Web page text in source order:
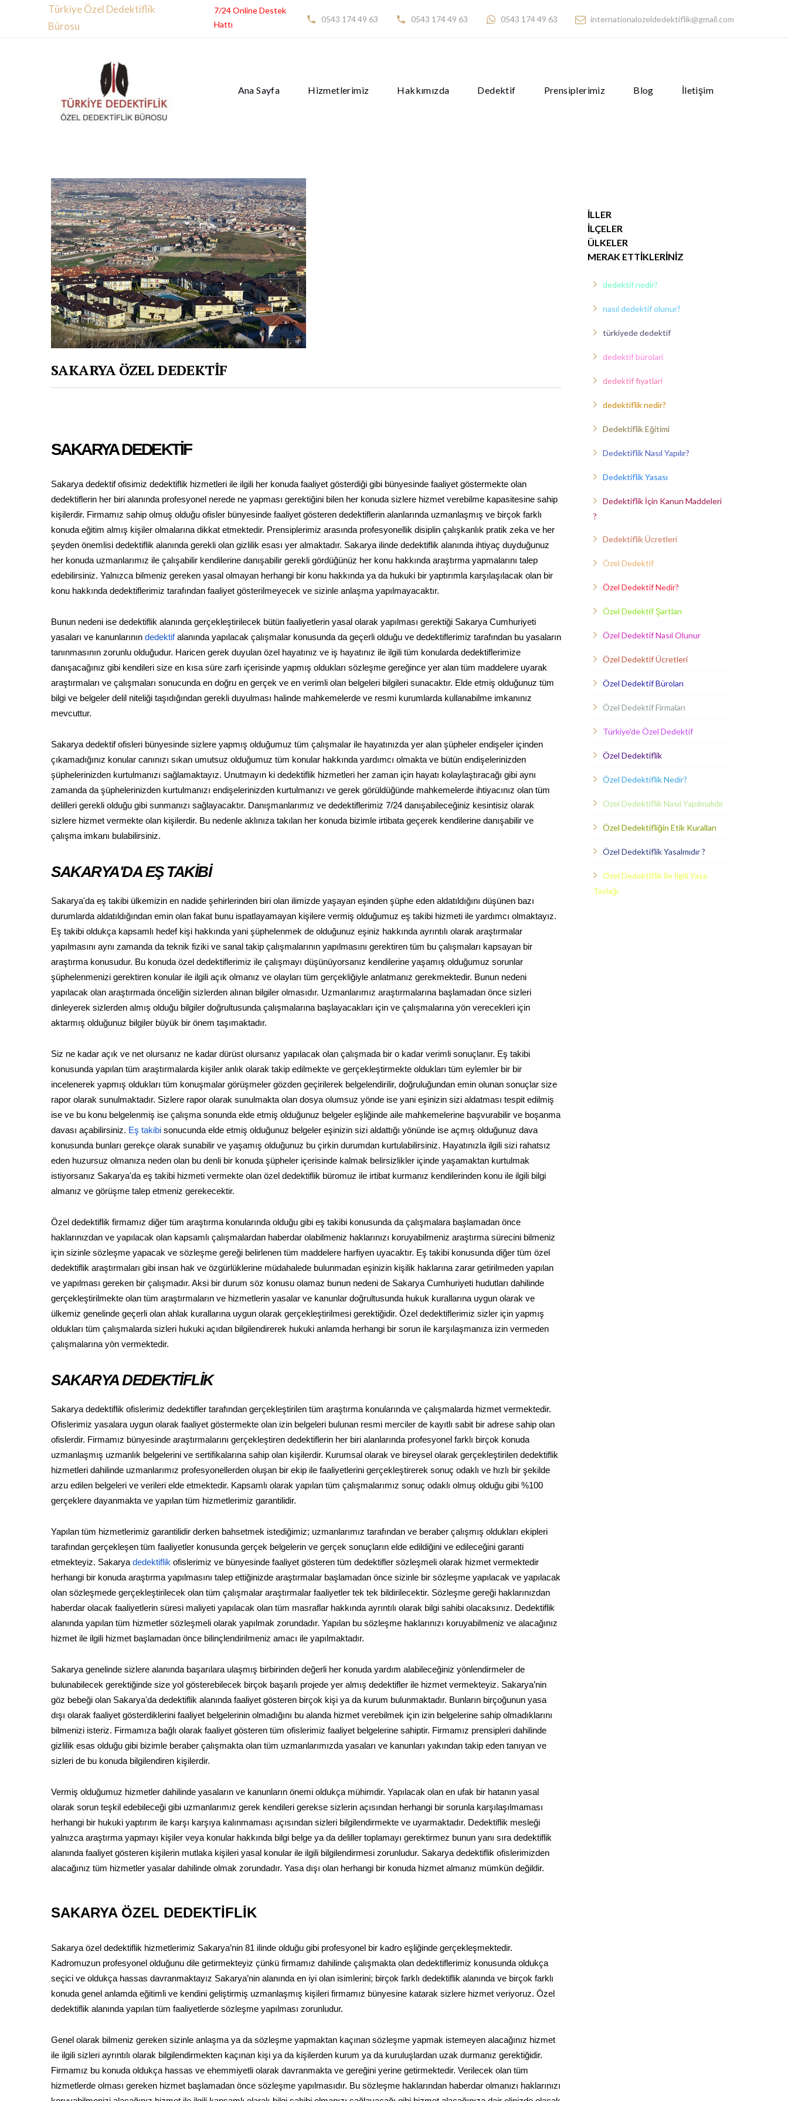
Türkiye Özel Dedektiflik
Bürosu
7/24 Online Destek
Hattı
0543 174 49 63 0543 174 49 63 0543 174 49 63 internationalozeldedektiflik@gmail.com
Ana Sayfa Hizmetlerimiz Hakkımızda Dedektif Prensiplerimiz Blog İletişim
SAKARYA ÖZEL DEDEKTİF
SAKARYA DEDEKTİF
Sakarya dedektif ofisimiz dedektiflik hizmetleri ile ilgili her konuda faaliyet gösterdiği gibi bünyesinde faaliyet göstermekte olan
dedektiflerin her biri alanında profesyonel nerede ne yapması gerektiğini bilen her konuda sizlere hizmet verebilme kapasitesine sahip
kişilerdir. Firmamız sahip olmuş olduğu ofisler bünyesinde faaliyet gösteren dedektiflerin alanlarında uzmanlaşmış ve birçok farklı
konuda eğitim almış kişiler olmalarına dikkat etmektedir. Prensiplerimiz arasında profesyonellik disiplin çalışkanlık pratik zeka ve her
şeyden önemlisi dedektiflik alanında gerekli olan gizlilik esası yer almaktadır. Sakarya ilinde dedektiflik alanında ihtiyaç duyduğunuz
her konuda uzmanlarımız ile çalışabilir kendilerine danışabilir gerekli gördüğünüz her konu hakkında araştırma yapmalarını talep
edebilirsiniz. Yalnızca bilmeniz gereken yasal olmayan herhangi bir konu hakkında ya da hukuki bir yaptırımla karşılaşılacak olan bir
konu hakkında dedektiflerimiz tarafından faaliyet gösterilmeyecek ve sizinle anlaşma yapılmayacaktır.
Bunun nedeni ise dedektiflik alanında gerçekleştirilecek bütün faaliyetlerin yasal olarak yapılması gerektiği Sakarya Cumhuriyeti
yasaları ve kanunlarının dedektifalanında yapılacak çalışmalar konusunda da geçerli olduğu ve dedektiflerimiz tarafından bu yasaların
tanınmasının zorunlu olduğudur. Haricen gerek duyulan özel hayatınız ve iş hayatınız ile ilgili tüm konularda dedektiflerimize
danışacağınız gibi kendileri size en kısa süre zarfı içerisinde yapmış oldukları sözleşme gereğince yer alan tüm maddelere uyarak
araştırmaları ve çalışmaları sonucunda en doğru en gerçek ve en verimli olan belgeleri bilgileri sunacaktır. Elde etmiş olduğunuz tüm
bilgi ve belgeler delil niteliği taşıdığından gerekli duyulması halinde mahkemelerde ve resmi kurumlarda kullanabilme imkanınız
mevcuttur.
Sakarya dedektif ofisleri bünyesinde sizlere yapmış olduğumuz tüm çalışmalar ile hayatınızda yer alan şüpheler endişeler içinden
çıkamadığınız konular canınızı sıkan umutsuz olduğumuz tüm konular hakkında yardımcı olmakta ve bütün endişelerinizden
şüphelerinizden kurtulmanızı sağlamaktayız. Unutmayın ki dedektiflik hizmetleri her zaman için hayatı kolaylaştıracağı gibi aynı
zamanda da şüphelerinizden kurtulmanızı endişelerinizden kurtulmanızı ve gerek görüldüğünde mahkemelerde ihtiyacınız olan tüm
delilleri gerekli olduğu gibi sunmanızı sağlayacaktır. Danışmanlarımız ve dedektiflerimiz 7/24 danışabileceğiniz kesintisiz olarak
sizlere hizmet vermekte olan kişilerdir. Bu nedenle aklınıza takılan her konuda bizimle irtibata geçerek kendilerine danışabilir ve
çalışma imkanı bulabilirsiniz.
SAKARYA'DA EŞ TAKİBİ
Sakarya'da eş takibi ülkemizin en nadide şehirlerinden biri olan ilimizde yaşayan eşinden şüphe eden aldatıldığını düşünen bazı
durumlarda aldatıldığından emin olan fakat bunu ispatlayamayan kişilere vermiş olduğumuz eş takibi hizmeti ile yardımcı olmaktayız.
Eş takibi oldukça kapsamlı hedef kişi hakkında yani şüphelenmek de olduğunuz eşiniz hakkında ayrıntılı olarak araştırmalar
yapılmasını aynı zamanda da teknik fiziki ve sanal takip çalışmalarının yapılmasını gerektiren tüm bu çalışmaları kapsayan bir
araştırma konusudur. Bu konuda özel dedektiflerimiz ile çalışmayı düşünüyorsanız kendilerine yaşamış olduğumuz sorunlar
şüphelenmenizi gerektiren konular ile ilgili açık olmanız ve olayları tüm gerçekliğiyle anlatmanız gerekmektedir. Bunun nedeni
yapılacak olan araştırmada önceliğin sizlerden alınan bilgiler olmasıdır. Uzmanlarımız araştırmalarına başlamadan önce sizleri
dinleyerek sizlerden almış olduğu bilgiler doğrultusunda çalışmalarına başlayacakları için ve çalışmalarına yön verecekleri için
aktarmış olduğunuz bilgiler büyük bir önem taşımaktadır.
Siz ne kadar açık ve net olursanız ne kadar dürüst olursanız yapılacak olan çalışmada bir o kadar verimli sonuçlanır. Eş takibi
konusunda yapılan tüm araştırmalarda kişiler anlık olarak takip edilmekte ve gerçekleştirmekte oldukları tüm eylemler bir bir
incelenerek yapmış oldukları tüm konuşmalar görüşmeler gözden geçirilerek belgelendirilir, doğruluğundan emin olunan sonuçlar size
rapor olarak sunulmaktadır. Sizlere rapor olarak sunulmakta olan dosya olumsuz yönde ise yani eşinizin sizi aldatması tespit edilmiş
ise ve bu konu belgelenmiş ise çalışma sonunda elde etmiş olduğunuz belgeler eşliğinde aile mahkemelerine başvurabilir ve boşanma
davası açabilirsiniz. Eş takibi sonucunda elde etmiş olduğunuz belgeler eşinizin sizi aldattığı yönünde ise açmış olduğunuz dava
konusunda bunları gerekçe olarak sunabilir ve yaşamış olduğunuz bu çirkin durumdan kurtulabilirsiniz. Hayatınızla ilgili sizi rahatsız
eden huzursuz olmanıza neden olan bu denli bir konuda şüpheler içerisinde kalmak belirsizlikler içinde yaşamaktan kurtulmak
istiyorsanız Sakarya'da eş takibi hizmeti vermekte olan özel dedektiflik büromuz ile irtibat kurmanız kendilerinden konu ile ilgili bilgi
almanız ve görüşme talep etmeniz gerekecektir.
Özel dedektiflik firmamız diğer tüm araştırma konularında olduğu gibi eş takibi konusunda da çalışmalara başlamadan önce
haklarınızdan ve yapılacak olan kapsamlı çalışmalardan haberdar olabilmeniz haklarınızı koruyabilmeniz araştırma sürecini bilmeniz
için sizinle sözleşme yapacak ve sözleşme gereği belirlenen tüm maddelere harfiyen uyacaktır. Eş takibi konusunda diğer tüm özel
dedektiflik araştırmaları gibi insan hak ve özgürlüklerine müdahalede bulunmadan eşinizin kişilik haklarına zarar getirilmeden yapılan
ve yapılması gereken bir çalışmadır. Aksi bir durum söz konusu olamaz bunun nedeni de Sakarya Cumhuriyeti hudutları dahilinde
gerçekleştirilmekte olan tüm araştırmaların ve hizmetlerin yasalar ve kanunlar doğrultusunda hukuk kurallarına uygun olarak ve
ülkemiz genelinde geçerli olan ahlak kurallarına uygun olarak gerçekleştirilmesi gerektiğidir. Özel dedektiflerimiz sizler için yapmış
oldukları tüm çalışmalarda sizleri hukuki açıdan bilgilendirerek hukuki anlamda herhangi bir sorun ile karşılaşmanıza izin vermeden
çalışmalarına yön vermektedir.
SAKARYA DEDEKTİFLİK
Sakarya dedektiflik ofislerimiz dedektifler tarafından gerçekleştirilen tüm araştırma konularında ve çalışmalarda hizmet vermektedir.
Ofislerimiz yasalara uygun olarak faaliyet göstermekte olan izin belgeleri bulunan resmi merciler de kayıtlı sabit bir adrese sahip olan
ofislerdir. Firmamız bünyesinde araştırmalarını gerçekleştiren dedektiflerin her biri alanlarında profesyonel farklı birçok konuda
uzmanlaşmış uzmanlık belgelerini ve sertifikalarına sahip olan kişilerdir. Kurumsal olarak ve bireysel olarak gerçekleştirilen dedektiflik
hizmetleri dahilinde uzmanlarımız profesyonellerden oluşan bir ekip ile faaliyetlerini gerçekleştirerek sonuç odaklı ve hızlı bir şekilde
arzu edilen belgeleri ve verileri elde etmektedir. Kapsamlı olarak yapılan tüm çalışmalarımız sonuç odaklı olmuş olduğu gibi %100
gerçeklere dayanmakta ve yapılan tüm hizmetlerimiz garantilidir.
Yapılan tüm hizmetlerimiz garantilidir derken bahsetmek istediğimiz; uzmanlarımız tarafından ve beraber çalışmış oldukları ekipleri
tarafından gerçekleşen tüm faaliyetler konusunda gerçek belgelerin ve gerçek sonuçların elde edildiğini ve edileceğini garanti
etmekteyiz. Sakarya dedektiflik ofislerimiz ve bünyesinde faaliyet gösteren tüm dedektifler sözleşmeli olarak hizmet vermektedir
herhangi bir konuda araştırma yapılmasını talep ettiğinizde araştırmalar başlamadan önce sizinle bir sözleşme yapılacak ve yapılacak
olan sözleşmede gerçekleştirilecek olan tüm çalışmalar araştırmalar faaliyetler tek tek bildirilecektir. Sözleşme gereği haklarınızdan
haberdar olacak faaliyetlerin süresi maliyeti yapılacak olan tüm masraflar hakkında ayrıntılı olarak bilgi sahibi olacaksınız. Dedektiflik
alanında yapılan tüm hizmetler sözleşmeli olarak yapılmak zorundadır. Yapılan bu sözleşme haklarınızı koruyabilmeniz ve alacağınız
hizmet ile ilgili hizmet başlamadan önce bilinçlendirilmeniz amacı ile yapılmaktadır.
Sakarya genelinde sizlere alanında başarılara ulaşmış birbirinden değerli her konuda yardım alabileceğiniz yönlendirmeler de
bulunabilecek gerektiğinde size yol gösterebilecek birçok başarılı projede yer almış dedektifler ile hizmet vermekteyiz. Sakarya’nin
göz bebeği olan Sakarya'da dedektiflik alanında faaliyet gösteren birçok kişi ya da kurum bulunmaktadır. Bunların birçoğunun yasa
dışı olarak faaliyet gösterdiklerini faaliyet belgelerinin olmadığını bu alanda hizmet verebilmek için izin belgelerine sahip olmadıklarını
bilmenizi isteriz. Firmamıza bağlı olarak faaliyet gösteren tüm ofislerimiz faaliyet belgelerine sahiptir. Firmamız prensipleri dahilinde
gizlilik esas olduğu gibi bizimle beraber çalışmakta olan tüm uzmanlarımızda yasaları ve kanunları yakından takip eden tanıyan ve
sizleri de bu konuda bilgilendiren kişilerdir.
Vermiş olduğumuz hizmetler dahilinde yasaların ve kanunların önemi oldukça mühimdir. Yapılacak olan en ufak bir hatanın yasal
olarak sorun teşkil edebileceği gibi uzmanlarımız gerek kendileri gerekse sizlerin açısından herhangi bir sorunla karşılaşılmaması
herhangi bir hukuki yaptırım ile karşı karşıya kalınmaması açısından sizleri bilgilendirmekte ve uyarmaktadır. Dedektiflik mesleği
yalnızca araştırma yapmayı kişiler veya konular hakkında bilgi belge ya da deliller toplamayı gerektirmez bunun yanı sıra dedektiflik
alanında faaliyet gösteren kişilerin mutlaka kişileri yasal konular ile ilgili bilgilendirmesi zorunludur. Sakarya dedektiflik ofislerimizden
alacağınız tüm hizmetler yasalar dahilinde olmak zorundadır. Yasa dışı olan herhangi bir konuda hizmet almanız mümkün değildir.
SAKARYA ÖZEL DEDEKTİFLİK
Sakarya özel dedektiflik hizmetlerimiz Sakarya’nin 81 ilinde olduğu gibi profesyonel bir kadro eşliğinde gerçekleşmektedir.
Kadromuzun profesyonel olduğunu dile getirmekteyiz çünkü firmamız dahilinde çalışmakta olan dedektiflerimiz konusunda oldukça
seçici ve oldukça hassas davranmaktayız Sakarya’nin alanında en iyi olan isimlerini; birçok farklı dedektiflik alanında ve birçok farklı
konuda genel anlamda eğitimli ve kendini geliştirmiş uzmanlaşmış kişileri firmamız bünyesine katarak sizlere hizmet veriyoruz. Özel
dedektiflik alanında yapılan tüm faaliyetlerde sözleşme yapılması zorunludur.
Genel olarak bilmeniz gereken sizinle anlaşma ya da sözleşme yapmaktan kaçınan sözleşme yapmak istemeyen alacağınız hizmet
ile ilgili sizleri ayrıntılı olarak bilgilendirmekten kaçınan kişi ya da kişilerden kurum ya da kuruluşlardan uzak durmanız gerektiğidir.
Firmamız bu konuda oldukça hassas ve ehemmiyetli olarak davranmakta ve gereğini yerine getirmektedir. Verilecek olan tüm
hizmetlerde olması gereken hizmet başlamadan önce sözleşme yapılmasıdır. Bu sözleşme haklarından haberdar olmanızı haklarınızı
İLLER
İLÇELER
ÜLKELER
MERAK ETTIKLERINIZ
dedektif nedir?
nasıl dedektif olunur?
türkiyede dedektif
dedektif bürolari
dedektif fiyatlari
dedektiflik nedir?
Dedektiflik Eğitimi
Dedektiflik Nasıl Yapılır?
Dedektiflik Yasası
Dedektiflik İçin Kanun Maddeleri
?
Dedektiflik Ücretleri
Özel Dedektif
Özel Dedektif Nedir?
Özel Dedektif Şartları
Özel Dedektif Nasıl Olunur
Özel Dedektif Ücretleri
Özel Dedektif Büroları
Özel Dedektif Firmaları
Türkiye'de Özel Dedektif
Özel Dedektiflik
Özel Dedektiflik Nedir?
Özel Dedektiflik Nasıl Yapılmalıdır
Özel Dedektifliğin Etik Kuralları
Özel Dedektiflik Yasalmıdır ?
Özel Dedektiflik İle İlgili Yasa
Taslağı